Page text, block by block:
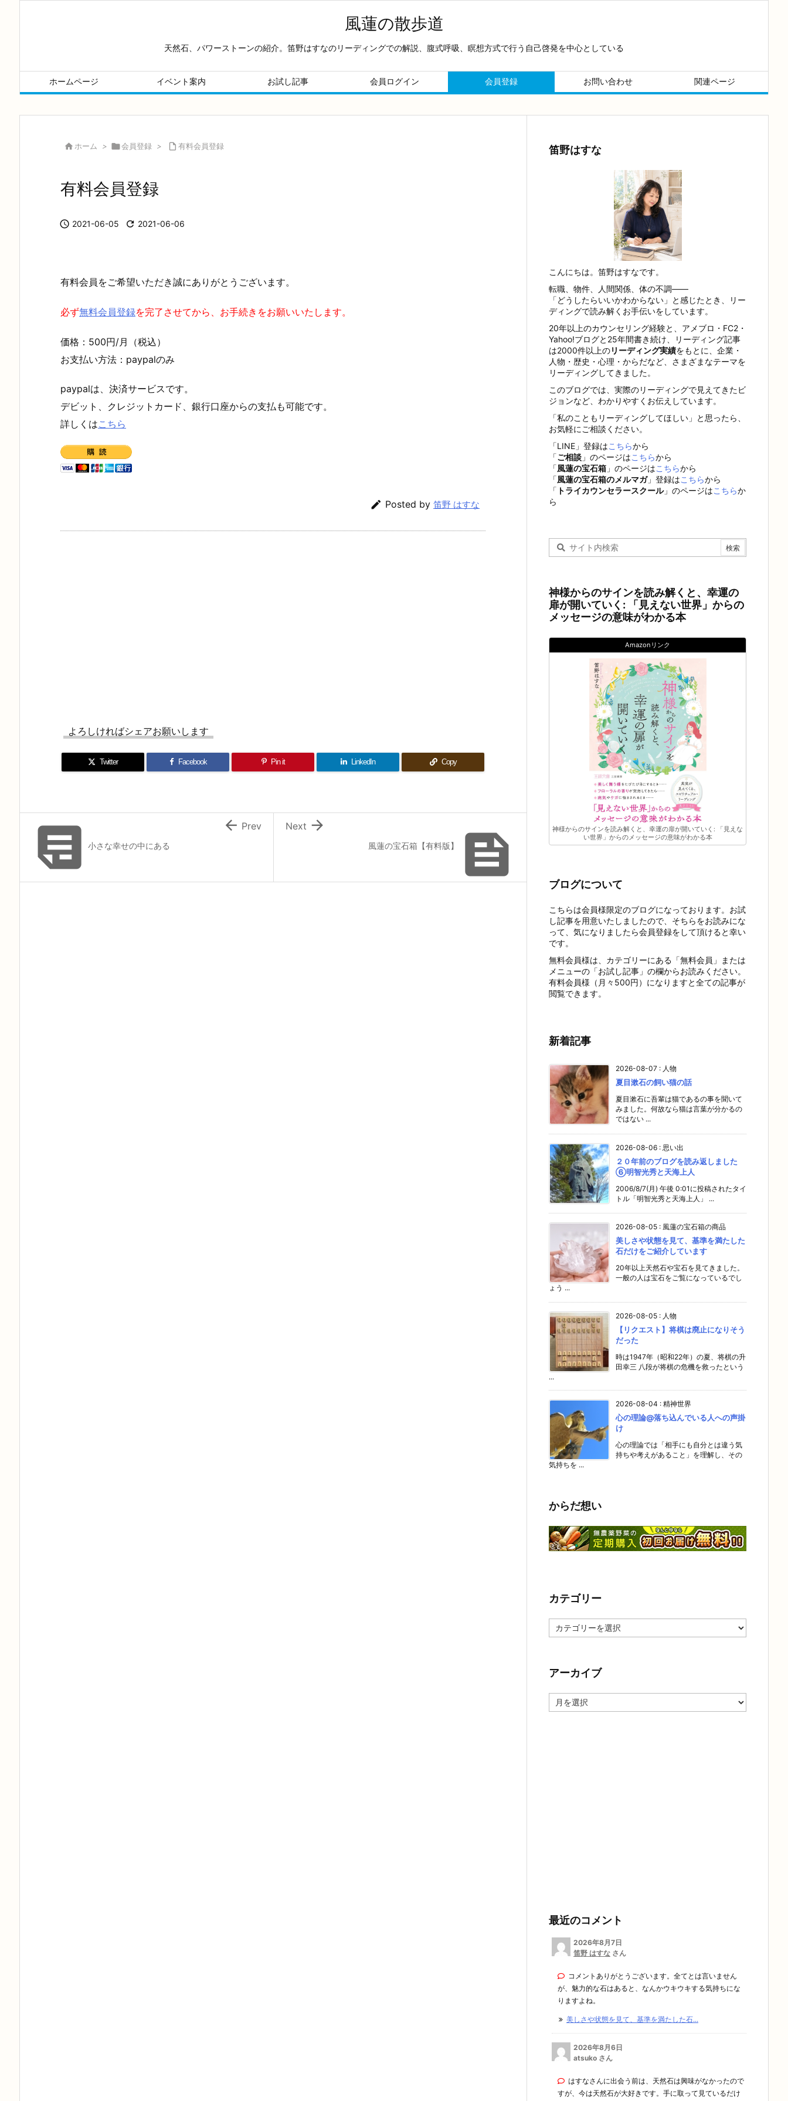
風蓮の散歩道
天然石、パワーストーンの紹介。笛野はすなのリーディングでの解説、腹式呼吸、瞑想方式で行う自己啓発を中心としている
ホームページ イベント案内 お試し記事 会員ログイン 会員登録 お問い合わせ 関連ページ
 ホーム > 会員登録 >  有料会員登録
有料会員登録
 2021-06-05  2021-06-06
有料会員をご希望いただき誠にありがとうございます。
必ず無料会員登録を完了させてから、お手続きをお願いいたします。
価格： 500円/月（税込）
お支払い方法： paypalのみ
paypalは、決済サービスです。
デビット、クレジットカード、銀行口座からの支払も可能です。
詳しくはこちら
 Posted by 笛野 はすな
よろしければシェアお願いします
Twitter Facebook Pin it LinkedIn Copy

風蓮の宝石箱【有料版】

Next
小さな幸せの中にある
 Prev
笛野はすな
こんにちは。笛野はすなです。
転職、物件、人間関係、体の不調——
「どうしたらいいかわからない」と感じたとき、リー
ディングで読み解くお手伝いをしています。
20年以上のカウンセリング経験と、アメブロ・FC2・
Yahoo!ブログと25年間書き続け、リーディング記事
は2000件以上のリーディング実績をもとに、企業・
人物・歴史・心理・からだなど、さまざまなテーマを
リーディングしてきました。
このブログでは、実際のリーディングで見えてきたビ
ジョンなど、わかりやすくお伝えしています。
「私のこともリーディングしてほしい」と思ったら、
お気軽にご相談ください。
「LINE」登録はこちらから
「ご相談 」のページはこちらから
「風蓮の宝石箱 」のページはこちらから
「風蓮の宝石箱のメルマガ」登録はこちらから
「 トライカウンセラースクール」のページはこちらか
ら
神様からのサインを読み解くと、幸運の
扉が開いていく: 「見えない世界」からの
メッセージの意味がわかる本
Amazonリンク
神様からのサインを読み解くと、幸運の扉が開いていく: 「見えな
い世界」からのメッセージの意味がわかる本
ブログについて
こちらは会員様限定のブログになっております。お試
し記事を用意いたしましたので、そちらをお読みにな
って、気になりましたら会員登録をして頂けると幸い
です。
無料会員様は、カテゴリーにある「無料会員」または
メニューの「お試し記事」の欄からお読みください。
有料会員様（月々500円）になりますと全ての記事が
閲覧できます。
新着記事
2026-08-07 : 人物
夏目漱石の飼い猫の話
夏目漱石に吾輩は猫であるの事を聞いて
みました。何故なら猫は言葉が分かるの
ではない ...
2026-08-06 : 思い出
２０年前のブログを読み返しました
⑥明智光秀と天海上人
2006/8/7(月) 午後 0:01に投稿されたタイ
トル「明智光秀と天海上人」 ...
2026-08-05 : 風蓮の宝石箱の商品
美しさや状態を見て、基準を満たした
石だけをご紹介しています
20年以上天然石や宝石を見てきました。
一般の人は宝石をご覧になっているでし
ょう ...
2026-08-05 : 人物
【リクエスト】将棋は廃止になりそう
だった
時は1947年（昭和22年）の夏、将棋の升
田幸三 八段が将棋の危機を救ったという
...
2026-08-04 : 精神世界
心の理論@落ち込んでいる人への声掛
け
心の理論では「相手にも自分とは違う気
持ちや考えがあること」を理解し、その
気持ちを ...
からだ想い
カテゴリー
テ
ー
アーカイブ
ー
最近のコメント
2026年8月7日
笛野 はすな さん
コメントありがとうございます。全てとは言いません
が、魅力的な石はあると、なんかウキウキする気持ちにな
りますよね。
美しさや状態を見て、基準を満たした石...
2026年8月6日
atsuko さん
はすなさんに出会う前は、天然石は興味がなかったので
すが、今は天然石が大好きです。手に取って見ているだけ